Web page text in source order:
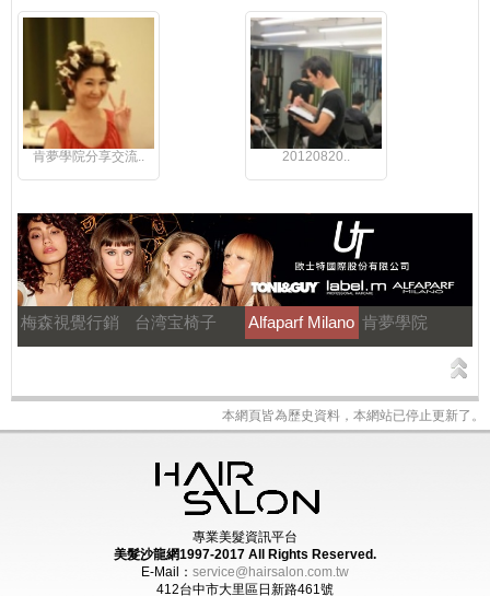
肯夢學院分享交流.. 20120820..
梅森視覺行銷 台湾宝椅子 Alfaparf Milano 肯夢學院
本網頁皆為歷史資料，本網站已停止更新了。
專業美髮資訊平台
美髮沙龍網1997-2017 All Rights Reserved.
E-Mail： service@hairsalon.com.tw
412台中市大里區日新路461號